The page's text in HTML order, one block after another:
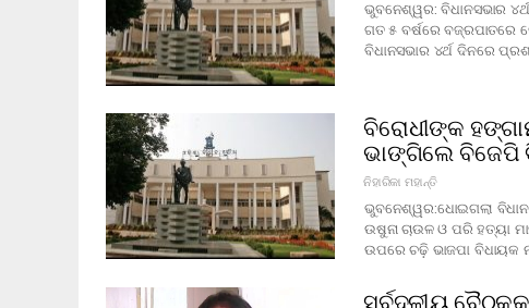
ଭୁବନେଶ୍ୱର: ବିଧାନସଭାର
ଗତ ୫ ବର୍ଷରେ ବଜ୍ରପାତରେ
ବିଧାନସଭାର ୪ର୍ଥ ଦିନରେ
ବିରୋଧୀଙ୍କ
ଭାଙ୍ଗିଲେ ବିଜେପି
ନିହାରିକା ମହାନ୍ତି
ଭୁବନେଶ୍ୱର:ଧୋଇଗଲା
ଉଷୁନା ଚାଉଳ ଓ ପରି ହତ୍ୟା
ଉପରେ ଚଢ଼ି ଭାଜପା ବିଧାୟକ
ସର୍ବଦଳୀୟ